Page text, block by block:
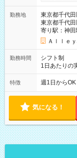
勤務地
東京都千代田
東京都千代
寄り駅：神田
Ａｌｌｅ
勤務時間
シフト制
1日あたりの
実働時間：
能！ └平日・
18:00
特徴 週1日から
気になる！